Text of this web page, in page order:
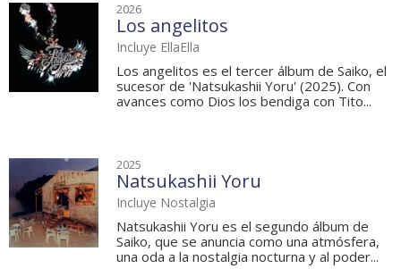
2026
Los angelitos
Incluye EllaElla
Los angelitos es el tercer álbum de Saiko, el
sucesor de 'Natsukashii Yoru' (2025). Con
avances como Dios los bendiga con Tito...
2025
Natsukashii Yoru
Incluye Nostalgia
Natsukashii Yoru es el segundo álbum de
Saiko, que se anuncia como una atmósfera,
una oda a la nostalgia nocturna y al poder...